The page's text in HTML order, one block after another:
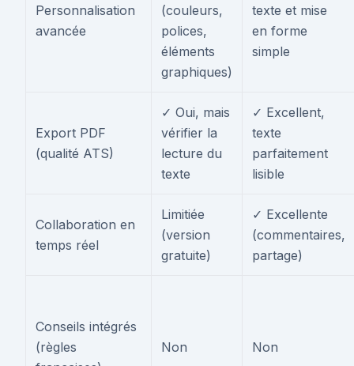
Personnalisation
avancée
(couleurs,
polices,
éléments
graphiques)
texte et mise
en forme
simple
Export PDF
(qualité ATS)
✓ Oui, mais
vérifier la
lecture du
texte
✓ Excellent,
texte
parfaitement
lisible
Collaboration en
temps réel
Limitiée
(version
gratuite)
✓ Excellente
(commentaires,
partage)
Conseils intégrés
(règles
Non Non